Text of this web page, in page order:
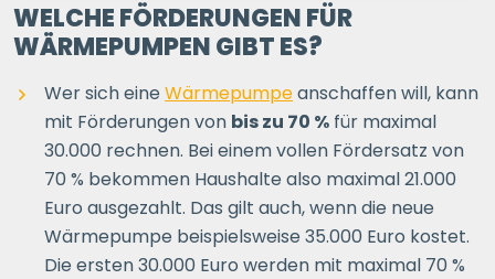
Ihre Postleitzahl
ERSPARNIS BERECHNEN
oder direkt registrieren
WELCHE FÖRDERUNGEN FÜR
WÄRMEPUMPEN GIBT ES?
Wer sich eine Wärmepumpeanschaffen will, kann
mit Förderungen von bis zu 70 % für maximal
30.000 rechnen. Bei einem vollen Fördersatz von
70 % bekommen Haushalte also maximal 21.000
Euro ausgezahlt. Das gilt auch, wenn die neue
Wärmepumpe beispielsweise 35.000 Euro kostet.
Die ersten 30.000 Euro werden mit maximal 70 %